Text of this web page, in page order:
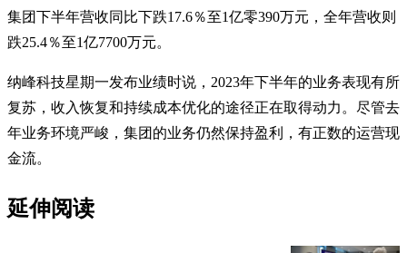
集团下半年营收同比下跌17.6％至1亿零390万元，全年营收则
跌25.4％至1亿7700万元。
纳峰科技星期一发布业绩时说，2023年下半年的业务表现有所
复苏，收入恢复和持续成本优化的途径正在取得动力。尽管去
年业务环境严峻，集团的业务仍然保持盈利，有正数的运营现
金流。
延伸阅读